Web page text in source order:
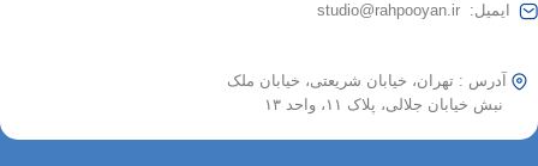
ایمیل: studio@rahpooyan.ir
آدرس : تهران، خیابان شریعتی، خیابان ملک
نبش خیابان جلالی، پلاک ۱۱، واحد ۱۳